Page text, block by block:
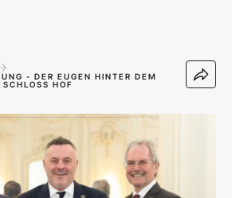
- DER EUGEN HINTER DEM
HOF